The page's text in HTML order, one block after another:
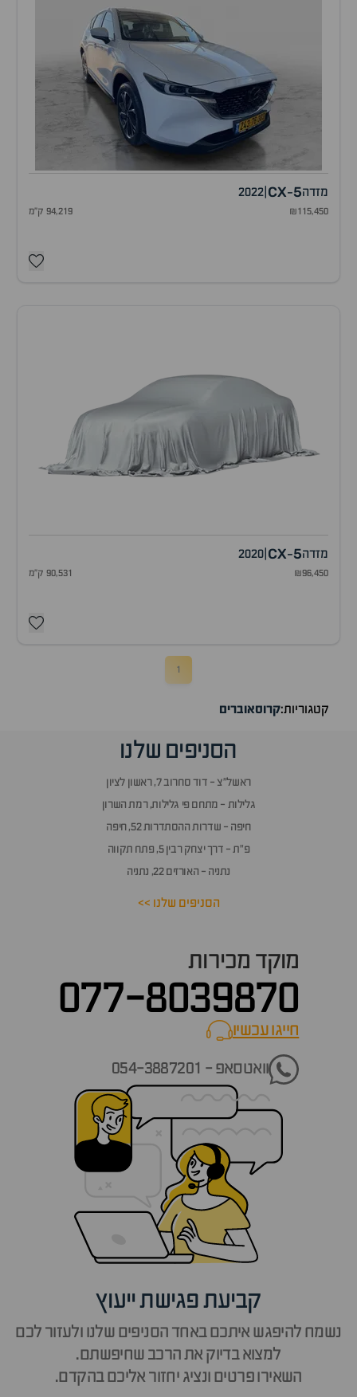
מזדה CX-5
2022
₪115,450 94,219 ק"מ
מזדה CX-5
2020
₪96,450 90,531 ק"מ
1
קטגוריות:קרוסאוברים
הסניפים שלנו
ראשל״צ - דוד סחרוב 7, ראשון לציון
גלילות - מתחם פי גלילות, רמת השרון
חיפה - שדרות ההסתדרות 52, חיפה
פ״ת - דרך יצחק רבין 5, פתח תקווה
נתניה - האורזים 22, נתניה
הסניפים שלנו >>
מוקד מכירות
077-8039870
חייגו עכשיוcall now
וואטסאפ - 054-3887201
קביעת פגישת ייעוץ
נשמח להיפגש איתכם באחד הסניפים שלנו ולעזור לכם
למצוא בדיוק את הרכב שחיפשתם.
השאירו פרטים ונציג יחזור אליכם בהקדם.